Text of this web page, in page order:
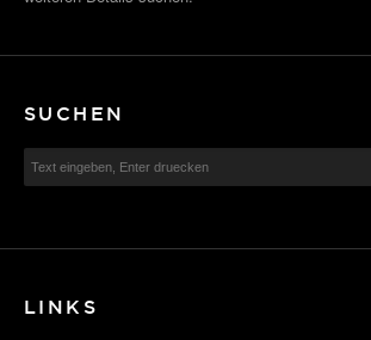
SUCHEN
LINKS